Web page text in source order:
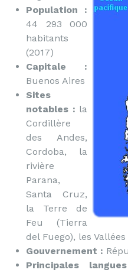
Population :
44 293 000
habitants
(2017)
Capitale :
Buenos Aires
Sites
notables : la
Cordillère
des Andes,
Cordoba, la
rivière
Parana,
Santa Cruz,
la Terre de
Feu (Tierra
del Fuego), les
Gouvernement :
Principales